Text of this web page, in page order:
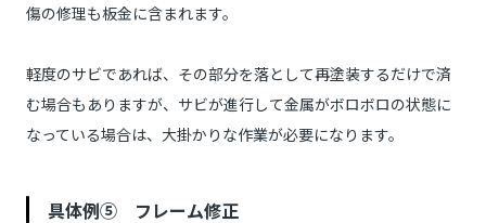
傷の修理も板金に含まれます。
軽度のサビであれば、その部分を落として再塗装するだけで済
む場合もありますが、サビが進行して金属がボロボロの状態に
なっている場合は、大掛かりな作業が必要になります。
具体例⑤ フレーム修正